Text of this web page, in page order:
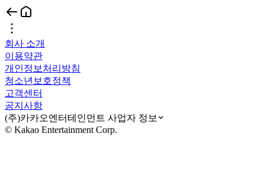
회사 소개
이용약관
개인정보처리방침
청소년보호정책
고객센터
공지사항
(주)카카오엔터테인먼트 사업자 정보
© Kakao Entertainment Corp.